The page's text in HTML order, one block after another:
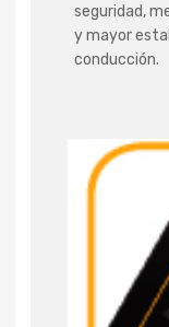
seguridad,
y mayor
conducción.